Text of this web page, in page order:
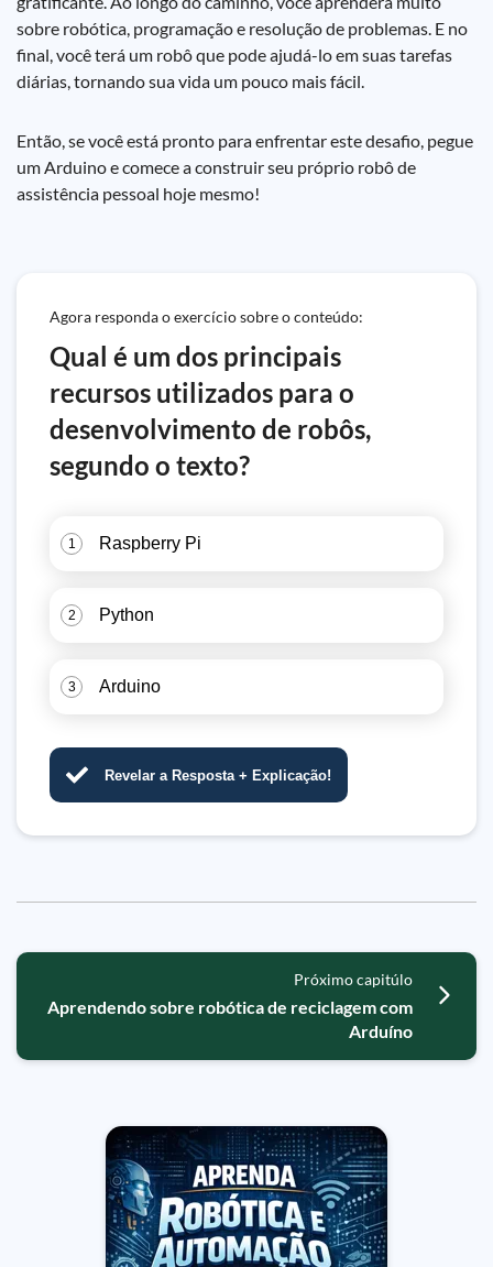
sobre robótica, programação e resolução de problemas. E no
final, você terá um robô que pode ajudá-lo em suas tarefas
diárias, tornando sua vida um pouco mais fácil.
Então, se você está pronto para enfrentar este desafio, pegue
um Arduino e comece a construir seu próprio robô de
assistência pessoal hoje mesmo!
Agora responda o exercício sobre o conteúdo:
Qual é um dos principais
recursos utilizados para o
desenvolvimento de robôs,
segundo o texto?
1 Raspberry Pi
2 Python
3 Arduino
Revelar a Resposta + Explicação!
Próximo capitúlo
Aprendendo sobre robótica de reciclagem com
Arduíno